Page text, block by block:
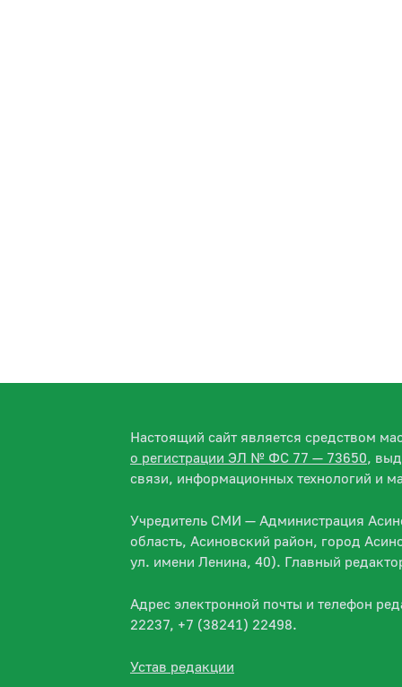
Настоящий сайт является средством
о регистрации ЭЛ № ФС 77 — 73650,
связи, информационных технологий и
Учредитель СМИ — Администрация
область, Асиновский район, город
ул. имени Ленина, 40). Главный
Адрес электронной почты и телефон
22237, +7 (38241) 22498.
Устав редакции